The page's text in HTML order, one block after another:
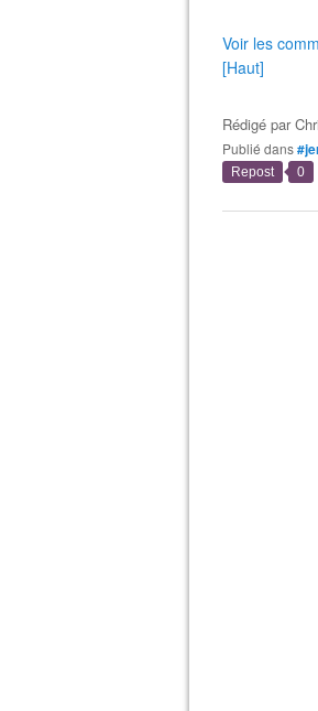
Voir les
[Haut]
Rédigé par
Publié dans
Repost 0